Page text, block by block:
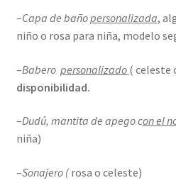
–Capa de bañopersonalizada,
niño o rosa para niña, modelo
–Babero personalizado ( celeste
disponibilidad.
–Dudú, mantita de apego con el
niña)
–Sonajero (rosa o celeste)